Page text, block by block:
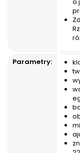
Parametry: